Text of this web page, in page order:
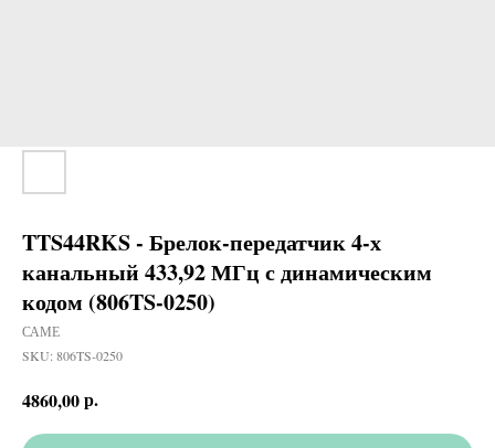
TTS44RKS - Брелок-передатчик 4-х
канальный 433,92 МГц с динамическим
кодом (806TS-0250)
САМЕ
SKU: 806TS-0250
4860,00р.